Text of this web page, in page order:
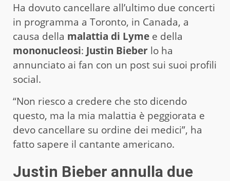
Ha dovuto cancellare all’ultimo due concerti
in programma a Toronto, in Canada, a
causa della malattia di Lyme e della
mononucleosi: Justin Bieber lo ha
annunciato ai fan con un post sui suoi profili
social.
“Non riesco a credere che sto dicendo
questo, ma la mia malattia è peggiorata e
devo cancellare su ordine dei medici”, ha
fatto sapere il cantante americano.
Justin Bieber annulla due